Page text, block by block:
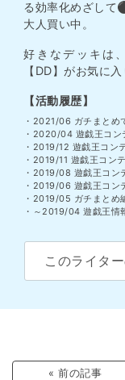
る効率化めざして
大人買い中。
好きなデッキは
【DD】がお気に入
【活動履歴】
・2021/06 ガチまとめ
・2020/04 遊戯王コン
・2019/12 遊戯王コン
・2019/11 遊戯王コン
・2019/08 遊戯王コン
・2019/06 遊戯王コン
・2019/05 ガチまとめ
・～2019/04 遊戯王情
このライタ
« 前の記事